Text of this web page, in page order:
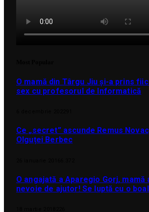
O mamă din Târgu Jiu și-a prins
sex cu profesorul de Informatică
Ce „secret” ascunde Remus
Olguței Berbec
O angajată a Aparegio Gorj,
nevoie de ajutor! Se luptă cu o